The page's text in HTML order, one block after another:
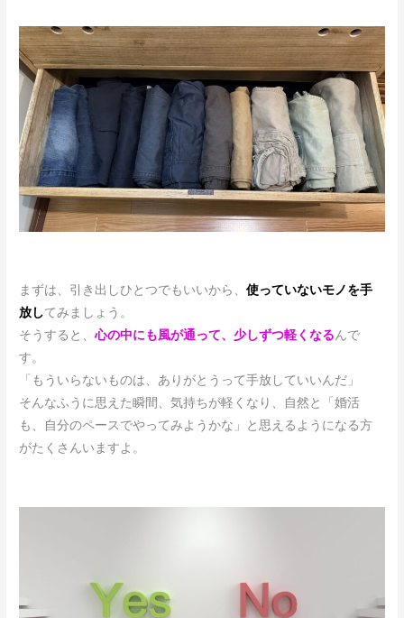
まずは、引き出しひとつでもいいから、使っていないモノを手
放してみましょう。
そうすると、心の中にも風が通って、少しずつ軽くなるんで
す。
「もういらないものは、ありがとうって手放していいんだ」
そんなふうに思えた瞬間、気持ちが軽くなり、自然と「婚活
も、自分のペースでやってみようかな」と思えるようになる方
がたくさんいますよ。